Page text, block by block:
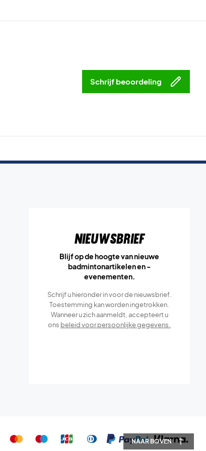
NAAR BOVEN
Schrijf beoordeling
Nieuwsbrief
Blijf op de hoogte van nieuwe
badmintonartikelen en -
evenementen.
Schrijf u hieronder in voor de nieuwsbrief.
Toestemming kan worden ingetrokken.
Wanneer u zich aanmeldt, accepteert u
ons beleid voor persoonlijke gegevens.